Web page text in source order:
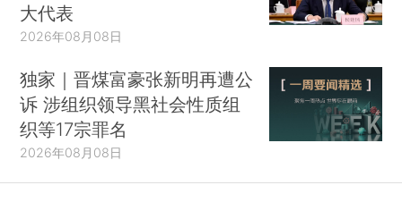
大代表
2026年08月08日
独家｜晋煤富豪张新明再遭公
诉 涉组织领导黑社会性质组
织等17宗罪名
2026年08月08日